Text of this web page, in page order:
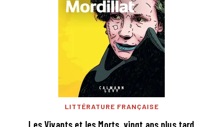
LITTÉRATURE FRANÇAISE
Les Vivants et les Morts, vingt ans plus tard